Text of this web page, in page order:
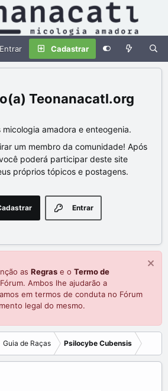
Entrar Cadastrar
Teonanacatl.org
amadora e enteogenia.
um membro da comunidade! Após
poderá participar deste site
próprios tópicos e postagens.
Entrar
as Regras e o Termo de
Ambos lhe ajudarão a
em termos de conduta no Fórum
legal do mesmo.
Guia de Raças Psilocybe Cubensis